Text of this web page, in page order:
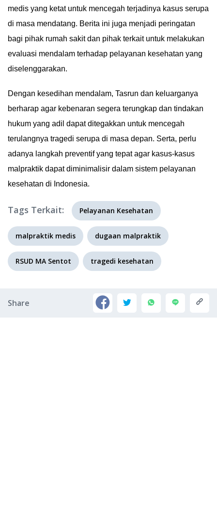
medis yang ketat untuk mencegah terjadinya kasus serupa
di masa mendatang. Berita ini juga menjadi peringatan
bagi pihak rumah sakit dan pihak terkait untuk melakukan
evaluasi mendalam terhadap pelayanan kesehatan yang
diselenggarakan.
Dengan kesedihan mendalam, Tasrun dan keluarganya
berharap agar kebenaran segera terungkap dan tindakan
hukum yang adil dapat ditegakkan untuk mencegah
terulangnya tragedi serupa di masa depan. Serta, perlu
adanya langkah preventif yang tepat agar kasus-kasus
malpraktik dapat diminimalisir dalam sistem pelayanan
kesehatan di Indonesia.
Tags Terkait: Pelayanan Kesehatan
malpraktik medis dugaan malpraktik
RSUD MA Sentot tragedi kesehatan
Share